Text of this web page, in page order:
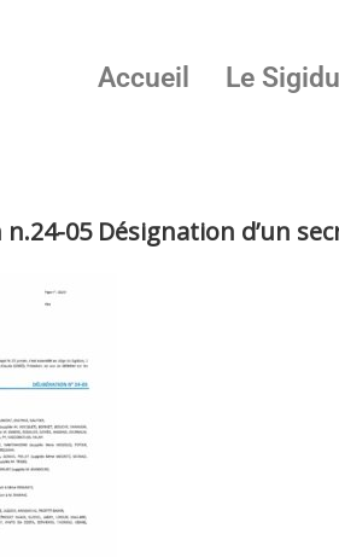
Accueil Le
05 Désignation d’un